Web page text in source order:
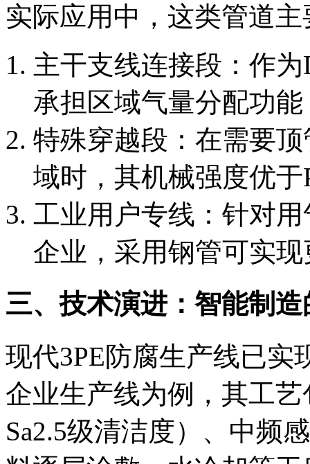
实际应用中，这类管道
主干支线连接段：作
承担区域气量分配功能
特殊穿越段：在需要
域时，其机械强度优于
工业用户专线：针对
企业，采用钢管可实
三、技术演进：智能制
现代3PE防腐生产线已实
企业生产线为例，其工
Sa2.5级清洁度）、中频